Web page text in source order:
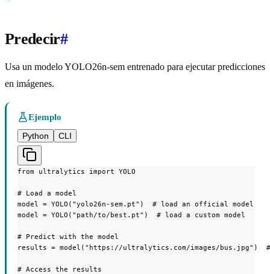
Predecir#
Usa un modelo YOLO26n-sem entrenado para ejecutar predicciones
en imágenes.
Ejemplo
Python
CLI
from ultralytics import YOLO
# Load a model
model = YOLO("yolo26n-sem.pt")  # load an official model
model = YOLO("path/to/best.pt")  # load a custom model
# Predict with the model
results = model("https://ultralytics.com/images/bus.jpg")
# Access the results